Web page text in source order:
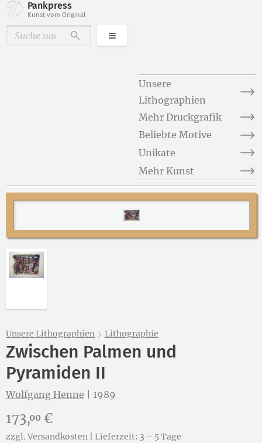
Pankpress
Kunst vom Original
DurchsuchenKategorien
Unsere
Lithographien
Mehr Druckgrafik
Beliebte Motive
Unikate
Mehr Kunst
Unsere Lithographien Lithographie
Zwischen Palmen und
Pyramiden II
Wolfgang Henne 1989
Preis:
173,00 €
zzgl. Versandkosten | Lieferzeit: 3 – 5 Tage
Abbildung 2 von „Zwischen Palmen und Pyramiden